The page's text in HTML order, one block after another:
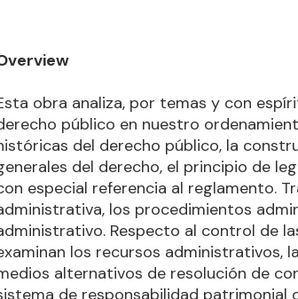
obra analiza, por temas y con
público en nuestro
del derecho público, la
del derecho, el principio de
especial referencia al reglamento.
los procedimientos
Respecto al control de
los recursos administrativos,
alternativos de resolución de